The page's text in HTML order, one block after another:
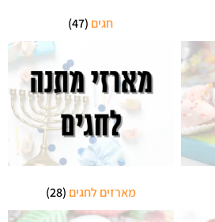
חגים (47)
מארזים לחגים (28)